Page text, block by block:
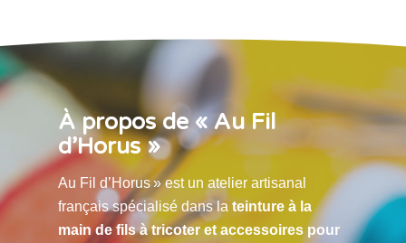
À propos de « Au Fil
d’Horus »
Au Fil d’Horus » est un atelier artisanal
français spécialisé dans la teinture à la
main de fils à tricoter et accessoires pour